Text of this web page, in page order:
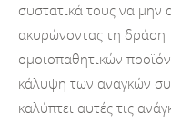
συστατικά τους να μην
ακυρώνοντας τη δράση
ομοιοπαθητικών
κάλυψη των αναγκών
καλύπτει αυτές τις